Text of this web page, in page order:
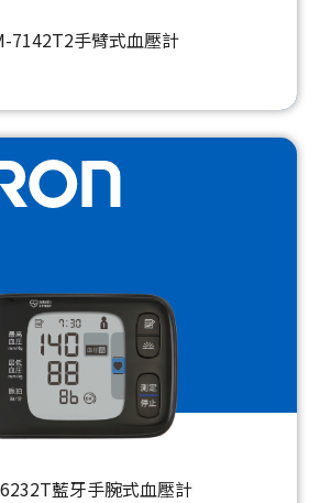
7142T2手臂式血壓計
藍牙手腕式血壓計